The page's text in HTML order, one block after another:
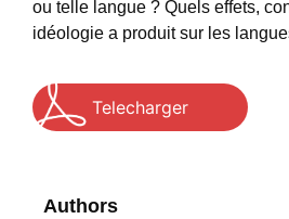
ou telle langue ? Quels effets,
idéologie a produit sur les
Telecharger
Authors